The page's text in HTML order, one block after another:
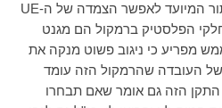
המיועד לאפשר הצמדה של ה-UE
הפלסטיק ברמקול הם מגנט
מפריע כי ניגוב פשוט מנקה את
העובדה שהרמקול הזה עומד
התקן הזה גם אומר שאם תבחרו